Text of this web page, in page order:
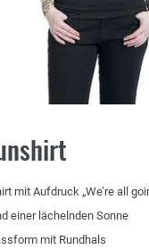
mit Aufdruck „We’re all
einer lächelnden Sonne
mit Rundhals